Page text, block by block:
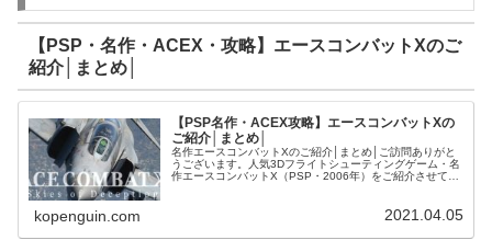
【PSP・名作・ACEX・攻略】エースコンバットXのご
紹介│まとめ│
【PSP名作・ACEX攻略】エースコンバットXの
ご紹介│まとめ│
名作エースコンバットXのご紹介│まとめ│ご訪問ありがと
うございます。人気3Dフライトシューティングゲーム・名
作エースコンバットX（PSP・2006年）をご紹介させて頂
kopenguin.com 2021.04.05